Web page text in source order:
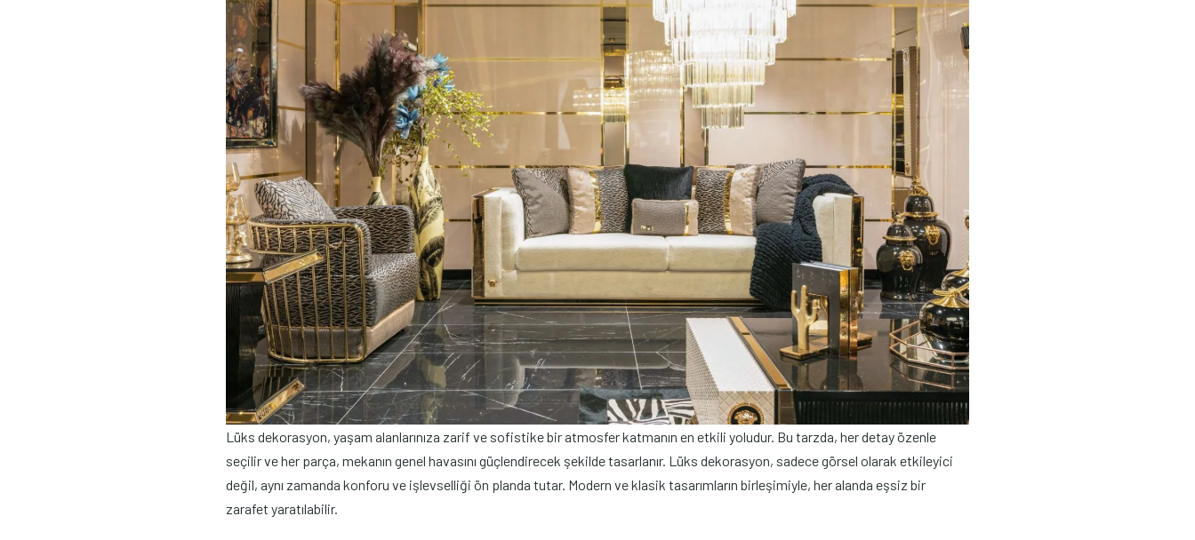
Lüks dekorasyon, yaşam alanlarınıza zarif ve sofistike bir atmosfer katmanın en etkili yoludur. Bu tarzda, her detay özenle
seçilir ve her parça, mekanın genel havasını güçlendirecek şekilde tasarlanır. Lüks dekorasyon, sadece görsel olarak etkileyici
değil, aynı zamanda konforu ve işlevselliği ön planda tutar. Modern ve klasik tasarımların birleşimiyle, her alanda eşsiz bir
zarafet yaratılabilir.